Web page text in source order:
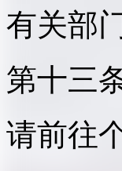
有关部
第十三
请前往